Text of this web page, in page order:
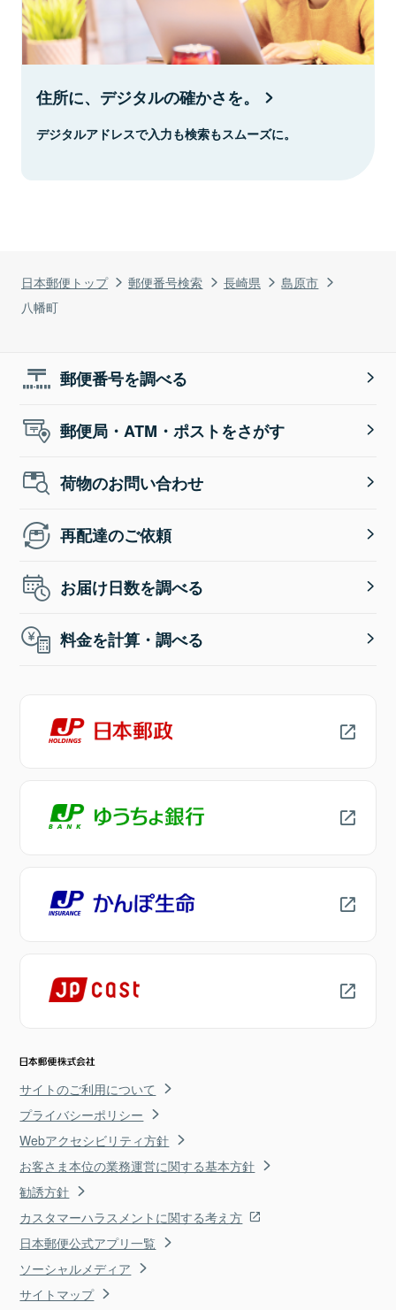
日本郵便トップ 郵便番号検索 長崎県
島原市
八幡町
住所に、デジタルの確かさを。
デジタルアドレスで入力も検索もスムーズに。
郵便番号を調べる
郵便局・ATM・ポストをさがす
荷物のお問い合わせ
再配達のご依頼
お届け日数を調べる
料金を計算・調べる
サイトのご利用について
プライバシーポリシー
Webアクセシビリティ方針
お客さま本位の業務運営に関する基本方針
勧誘方針
カスタマーハラスメントに関する考え方
日本郵便公式アプリ一覧
ソーシャルメディア
サイトマップ